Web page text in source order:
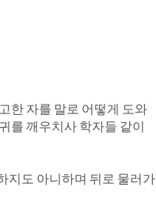
한 자를 말로 어떻게 도와
를 깨우치사 학자들 같이
지도 아니하며 뒤로 물러가